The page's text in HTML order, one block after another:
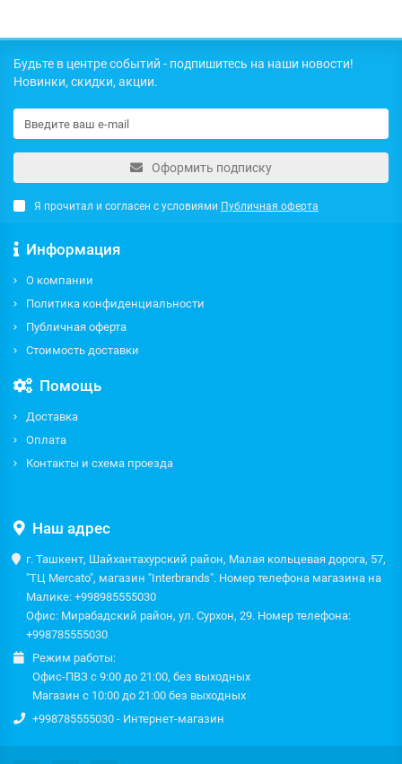
Будьте в центре событий - подпишитесь на наши новости!
Новинки, скидки, акции.
Оформить подписку
Я прочитал и согласен с условиями Публичная оферта
Информация
О компании
Политика конфиденциальности
Публичная оферта
Стоимость доставки
Помощь
Доставка
Оплата
Контакты и схема проезда
Наш адрес
г. Ташкент, Шайхантахурский район, Малая кольцевая дорога, 57,
"ТЦ Mercato", магазин "Interbrands". Номер телефона магазина на
Малике: +998985555030
Офис: Мирабадский район, ул. Сурхон, 29. Номер телефона:
+998785555030
Режим работы:
Офис-ПВЗ с 9:00 до 21:00, без выходных
Магазин с 10:00 до 21:00 без выходных
+998785555030 - Интернет-магазин